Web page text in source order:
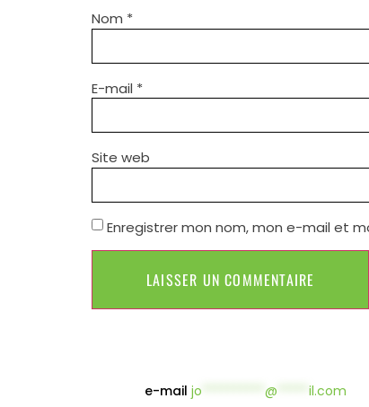
Nom *
E-mail *
Site web
Enregistrer mon nom, mon e-mail et
e-mailjo **********@ *****il.com